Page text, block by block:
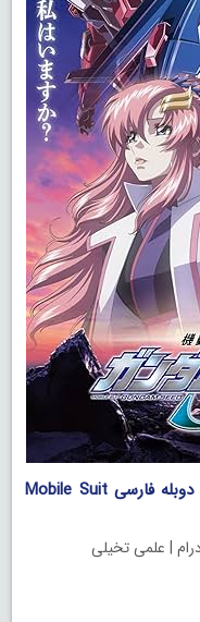
دانلود انیمیشن گاندام: نبرد برای آزادی دوبله فارسی Mobile Suit
| علمی تخیلی